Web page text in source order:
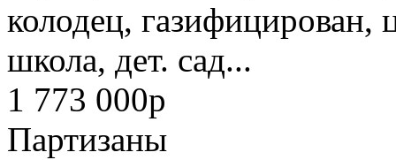
колодец, газифицирован,
школа, дет. сад...
1 773 000p
Партизаны